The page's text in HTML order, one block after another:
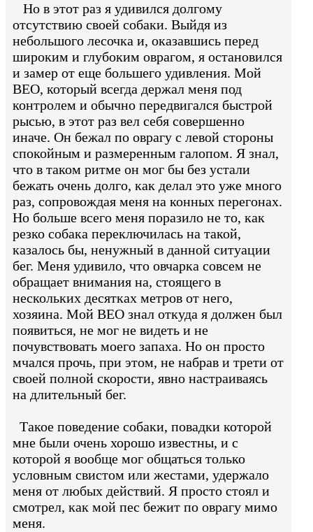
Но в этот раз я удивился долгому
отсутствию своей собаки. Выйдя из
небольшого лесочка и, оказавшись перед
широким и глубоким оврагом, я остановился
и замер от еще большего удивления. Мой
ВЕО, который всегда держал меня под
контролем и обычно передвигался быстрой
рысью, в этот раз вел себя совершенно
иначе. Он бежал по оврагу с левой стороны
спокойным и размеренным галопом. Я знал,
что в таком ритме он мог бы без устали
бежать очень долго, как делал это уже много
раз, сопровождая меня на конных перегонах.
Но больше всего меня поразило не то, как
резко собака переключилась на такой,
казалось бы, ненужный в данной ситуации
бег. Меня удивило, что овчарка совсем не
обращает внимания на, стоящего в
нескольких десятках метров от него,
хозяина. Мой ВЕО знал откуда я должен был
появиться, не мог не видеть и не
почувствовать моего запаха. Но он просто
мчался прочь, при этом, не набрав и трети от
своей полной скорости, явно настраиваясь
на длительный бег.
Такое поведение собаки, повадки которой
мне были очень хорошо известны, и с
которой я вообще мог общаться только
условным свистом или жестами, удержало
меня от любых действий. Я просто стоял и
смотрел, как мой пес бежит по оврагу мимо
меня.